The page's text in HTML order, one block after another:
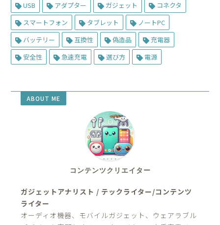
USB アダプター ガジェット
コネクタ
スマートフォン
タブレット
ノートPC
バッテリー
互換性 偽造品
充電器
安全性
急速充電 選び方 電源
ABOUT ME
コンテンツクリエイター
ガジェットアナリスト / テックライター/コンテンツ
ライター
オーディオ機器、モバイルガジェット、ウェアラブル